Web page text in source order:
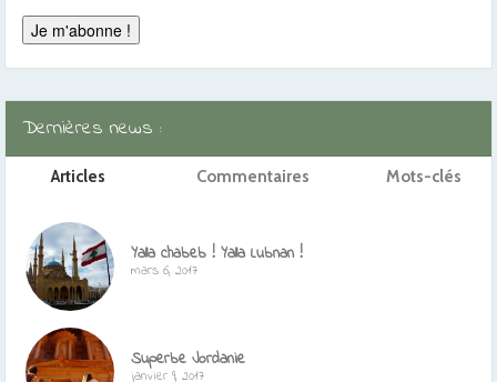
Dernières news :
Articles Commentaires Mots-clés
Yalla chabeb ! Yalla Lubnan !
mars 6, 2017
Superbe Jordanie
janvier 9, 2017